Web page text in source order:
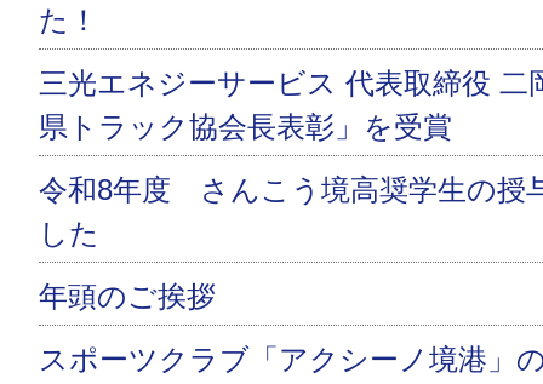
た！
三光エネジーサービス 代表取締役 二
県トラック協会長表彰」を受賞
令和8年度 さんこう境高奨学生の授
した
年頭のご挨拶
スポーツクラブ「アクシーノ境港」